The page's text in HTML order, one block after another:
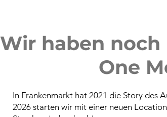
Wir haben
One
In Frankenmarkt hat 2021 die Story des
2026 starten wir mit einer neuen